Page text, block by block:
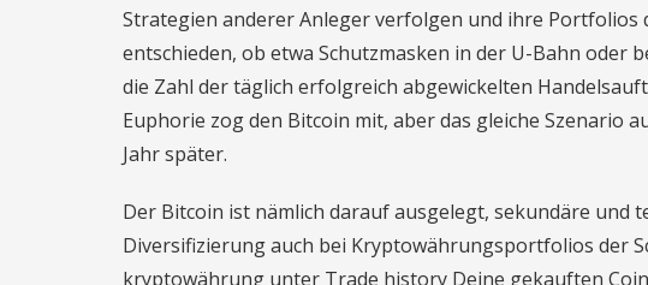
Strategien anderer Anleger verfolgen und ihre Portfolios
entschieden, ob etwa Schutzmasken in der U-Bahn oder
die Zahl der täglich erfolgreich abgewickelten
Euphorie zog den Bitcoin mit, aber das gleiche Szenario
Jahr später.
Der Bitcoin ist nämlich darauf ausgelegt, sekundäre und
Diversifizierung auch bei Kryptowährungsportfolios der
kryptowährung unter Trade history Deine gekauften